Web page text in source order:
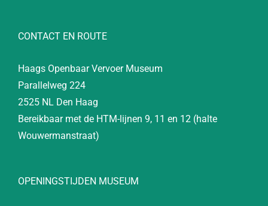
CONTACT EN ROUTE
Haags Openbaar Vervoer Museum
Parallelweg 224
2525 NL Den Haag
Bereikbaar met de HTM-lijnen 9, 11 en 12 (halte
Wouwermanstraat)
OPENINGSTIJDEN MUSEUM